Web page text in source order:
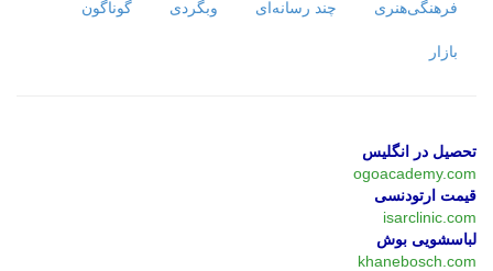
فرهنگی‌هنری چند رسانه‌ای وبگردی گوناگون
بازار
تحصیل در انگلیس
ogoacademy.com
قیمت ارتودنسی
isarclinic.com
لباسشویی بوش
khanebosch.com